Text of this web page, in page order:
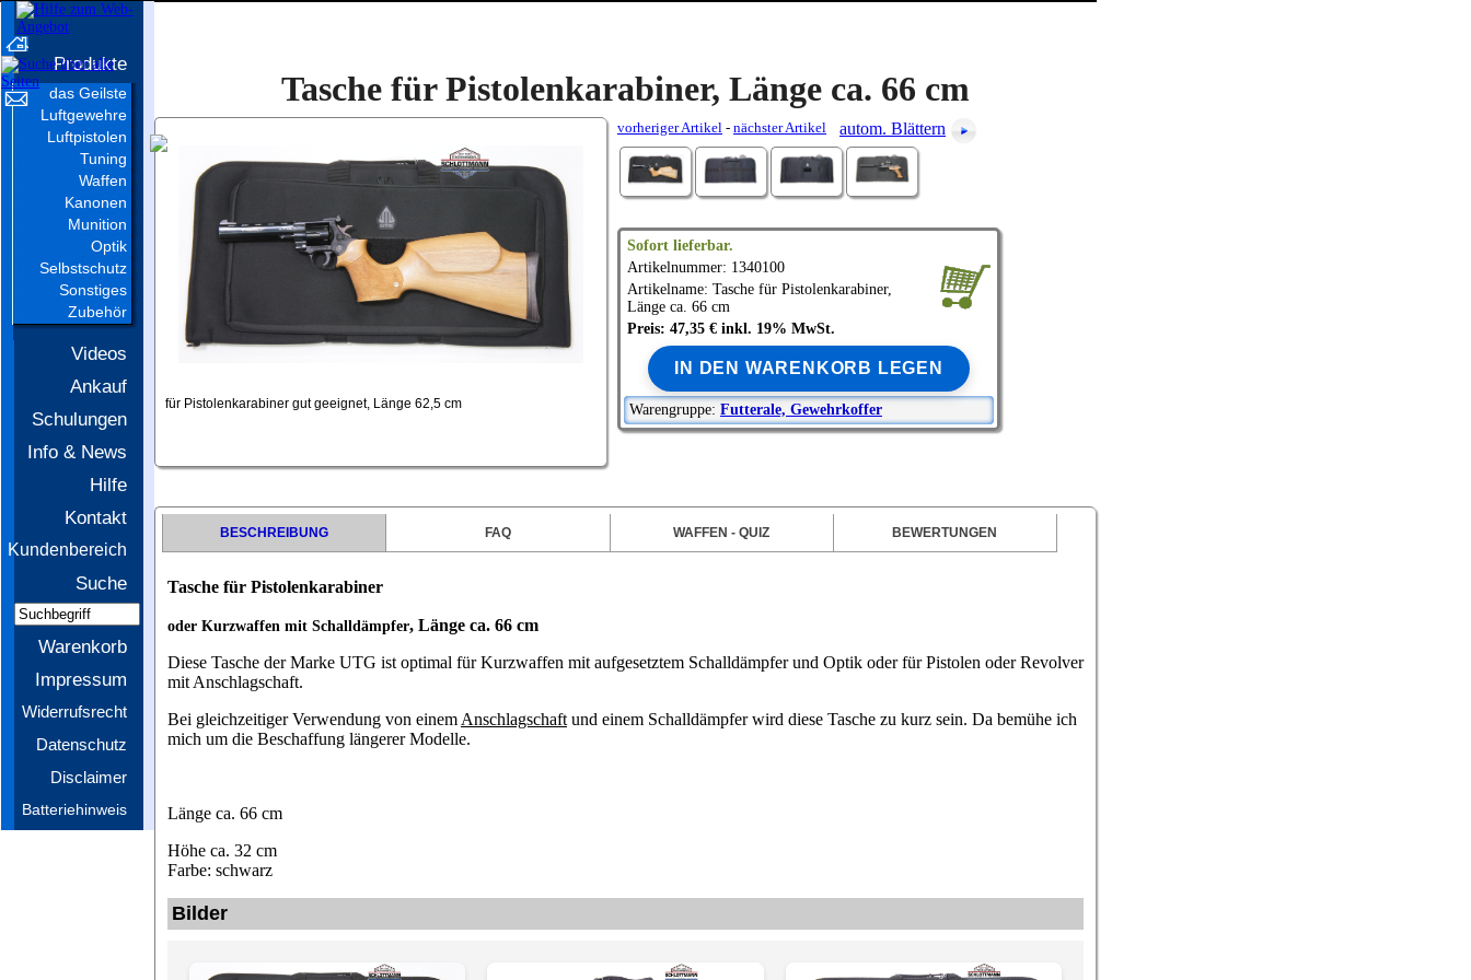
Produkte
das Geilste
Luftgewehre
Luftpistolen
Tuning
Waffen
Kanonen
Munition
Optik
Selbstschutz
Sonstiges
Zubehör
Videos
Ankauf
Schulungen
Info & News
Hilfe
Kontakt
Kundenbereich
Suche
Warenkorb
Impressum
Widerrufsrecht
Datenschutz
Disclaimer
Batteriehinweis
Tasche für Pistolenkarabiner, Länge ca. 66 cm
für Pistolenkarabiner gut geeignet, Länge 62,5 cm
vorheriger Artikel - nächster Artikel autom. Blättern
Sofort lieferbar.
Artikelnummer: 1340100
Artikelname: Tasche für Pistolenkarabiner,
Länge ca. 66 cm
Preis: 47,35 € inkl. 19% MwSt.
IN DEN WARENKORB LEGEN
Warengruppe: Futterale, Gewehrkoffer
BESCHREIBUNG FAQ WAFFEN - QUIZ BEWERTUNGEN
Tasche für Pistolenkarabiner
oder Kurzwaffen mit Schalldämpfer, Länge ca. 66 cm
Diese Tasche der Marke UTG ist optimal für Kurzwaffen mit aufgesetztem Schalldämpfer und Optik oder für Pistolen oder Revolver
mit Anschlagschaft.
Bei gleichzeitiger Verwendung von einem Anschlagschaft und einem Schalldämpfer wird diese Tasche zu kurz sein. Da bemühe ich
mich um die Beschaffung längerer Modelle.
Länge ca. 66 cm
Höhe ca. 32 cm
Farbe: schwarz
Bilder